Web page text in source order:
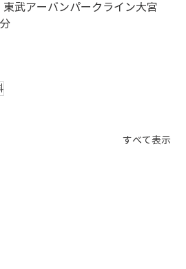
武アーバンパークライン大宮
すべて表示